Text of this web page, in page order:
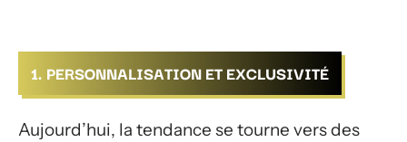
1. PERSONNALISATION ET EXCLUSIVITÉ
Aujourd’hui, la tendance se tourne vers des